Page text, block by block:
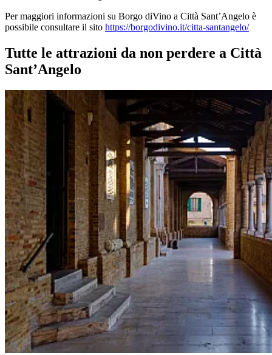
Per maggiori informazioni su Borgo diVino a Città Sant’Angelo è
possibile consultare il sito https://borgodivino.it/citta-santangelo/
Tutte le attrazioni da non perdere a Città
Sant’Angelo